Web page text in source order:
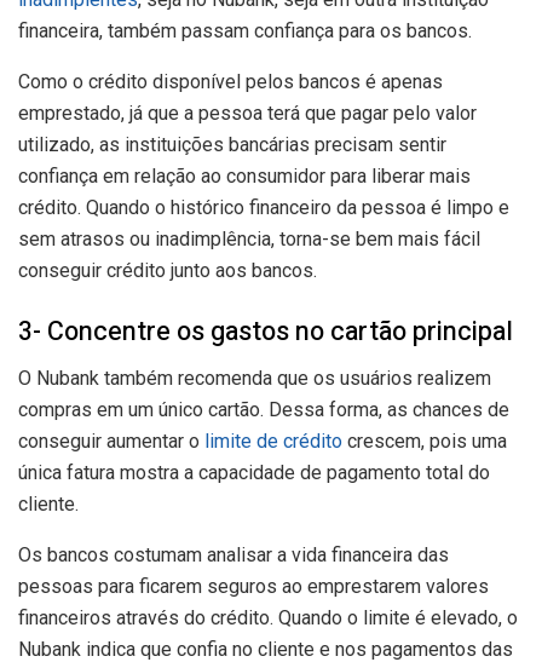
financeira, também passam confiança para os bancos.
Como o crédito disponível pelos bancos é apenas
emprestado, já que a pessoa terá que pagar pelo valor
utilizado, as instituições bancárias precisam sentir
confiança em relação ao consumidor para liberar mais
crédito. Quando o histórico financeiro da pessoa é limpo e
sem atrasos ou inadimplência, torna-se bem mais fácil
conseguir crédito junto aos bancos.
3- Concentre os gastos no cartão principal
O Nubank também recomenda que os usuários realizem
compras em um único cartão. Dessa forma, as chances de
conseguir aumentar o limite de crédito crescem, pois uma
única fatura mostra a capacidade de pagamento total do
cliente.
Os bancos costumam analisar a vida financeira das
pessoas para ficarem seguros ao emprestarem valores
financeiros através do crédito. Quando o limite é elevado, o
Nubank indica que confia no cliente e nos pagamentos das